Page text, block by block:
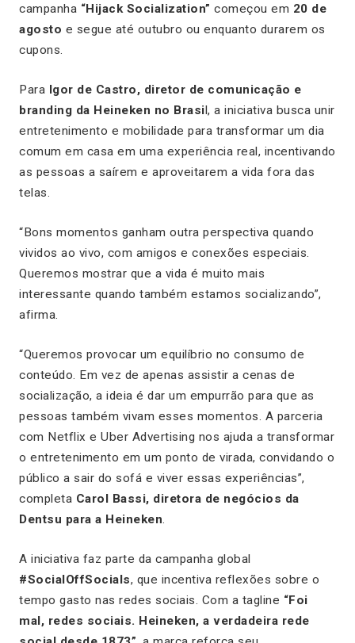
campanha “Hijack Socialization” começou em 20 de
agosto e segue até outubro ou enquanto durarem os
cupons.
Para Igor de Castro, diretor de comunicação e
branding da Heineken no Brasil, a iniciativa busca unir
entretenimento e mobilidade para transformar um dia
comum em casa em uma experiência real, incentivando
as pessoas a saírem e aproveitarem a vida fora das
telas.
“Bons momentos ganham outra perspectiva quando
vividos ao vivo, com amigos e conexões especiais.
Queremos mostrar que a vida é muito mais
interessante quando também estamos socializando”,
afirma.
“Queremos provocar um equilíbrio no consumo de
conteúdo. Em vez de apenas assistir a cenas de
socialização, a ideia é dar um empurrão para que as
pessoas também vivam esses momentos. A parceria
com Netflix e Uber Advertising nos ajuda a transformar
o entretenimento em um ponto de virada, convidando o
público a sair do sofá e viver essas experiências”,
completa Carol Bassi, diretora de negócios da
Dentsu para a Heineken.
A iniciativa faz parte da campanha global
#SocialOffSocials, que incentiva reflexões sobre o
tempo gasto nas redes sociais. Com a tagline “Foi
mal, redes sociais. Heineken, a verdadeira rede